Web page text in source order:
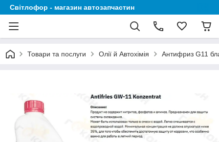
Світлофор - магазин автозапчастин
Товари та послуги Олії й Автохімія Антифриз G11